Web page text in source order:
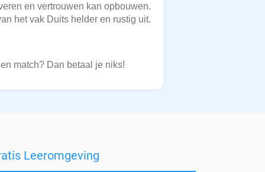
en vertrouwen kan opbouwen.
het vak Duits helder en rustig uit.
match? Dan betaal je niks!
Leeromgeving